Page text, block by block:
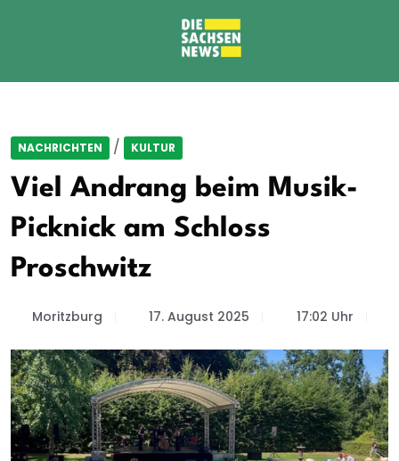
NACHRICHTEN / KULTUR
Viel Andrang beim Musik-
Picknick am Schloss
Proschwitz
Moritzburg 17. August 2025 17:02 Uhr